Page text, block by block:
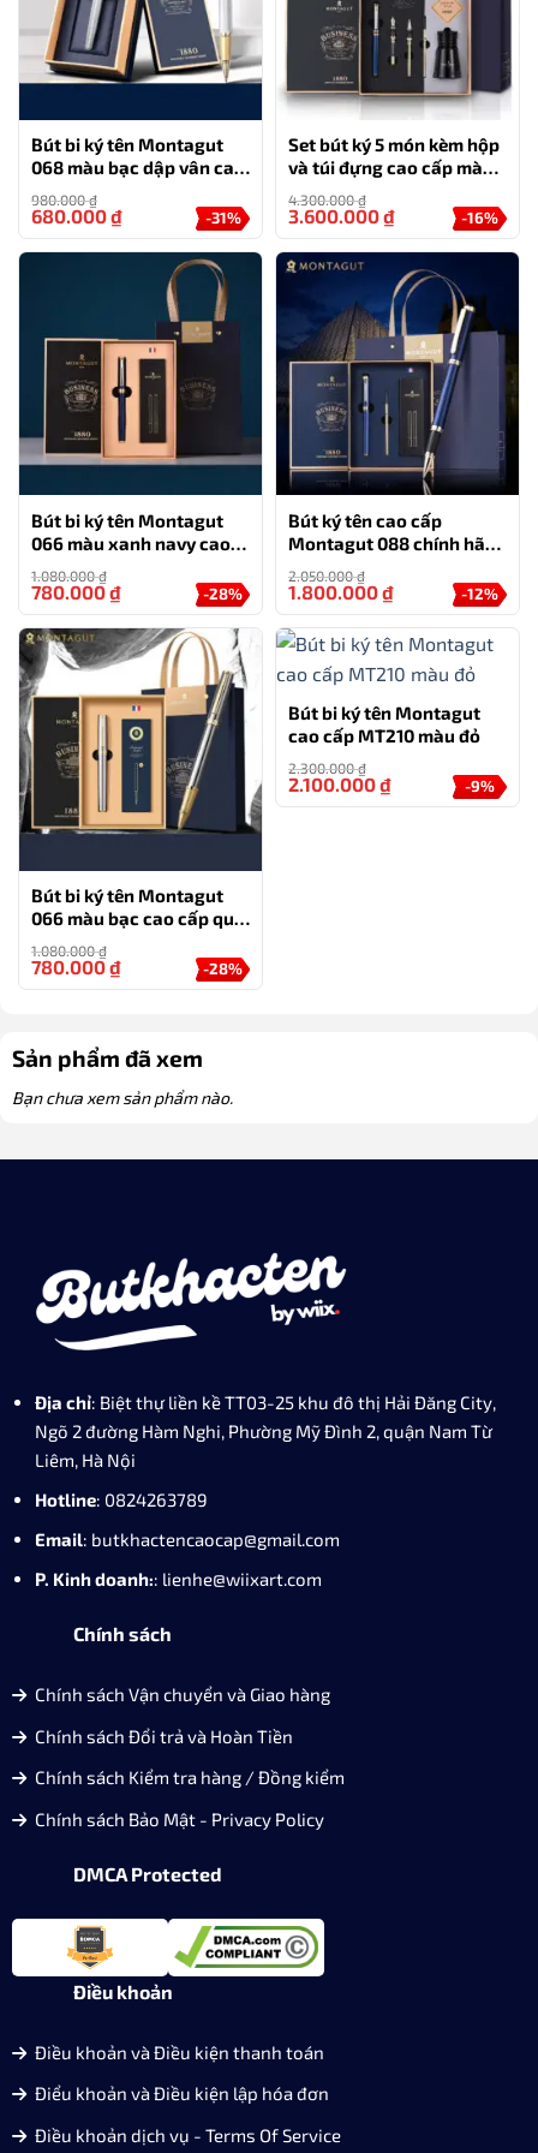
Bút bi ký tên Montagut
068 màu bạc dập vân cao
cấp quà tặng doanh
nghiệp (kèm hộp đựng và
túi)
980.000₫
-31%
680.000₫
Set bút ký 5 món kèm hộp
và túi đựng cao cấp màu
xanh -MT36
4.300.000₫
-16%
3.600.000₫
Bút bi ký tên Montagut
066 màu xanh navy cao
cấp tặng kèm 2 ngòi thay
thế
1.080.000₫
-28%
780.000₫
Bút ký tên cao cấp
Montagut 088 chính hãng
màu xanh navy tặng kèm
3 ngòi, túi và hộp
2.050.000₫
-12%
1.800.000₫
Bút bi ký tên Montagut
066 màu bạc cao cấp quà
tặng doanh nghiệp (tặng
kèm 2 ngòi thay thế)
1.080.000₫
-28%
780.000₫
Bút bi ký tên Montagut
cao cấp MT210 màu đỏ
2.300.000₫
-9%
2.100.000₫
Sản phẩm đã xem
Bạn chưa xem sản phẩm nào.
Địa chỉ: Biệt thự liền kề TT03-25 khu đô thị Hải Đăng City,
Ngõ 2 đường Hàm Nghi, Phường Mỹ Đình 2, quận Nam Từ
Liêm, Hà Nội
Hotline: 0824263789
Email: butkhactencaocap@gmail.com
P. Kinh doanh:: lienhe@wiixart.com
Chính sách
Chính sách Vận chuyển và Giao hàng
Chính sách Đổi trả và Hoàn Tiền
Chính sách Kiểm tra hàng / Đồng kiểm
Chính sách Bảo Mật - Privacy Policy
DMCA Protected
Điều khoản
Điều khoản và Điều kiện thanh toán
Điểu khoản và Điều kiện lập hóa đơn
Điều khoản dịch vụ - Terms Of Service